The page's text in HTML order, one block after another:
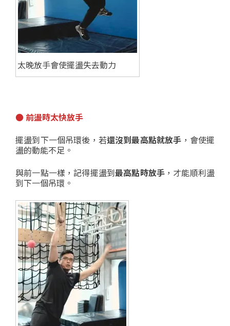
太晚放手會使擺盪失去動力
● 前盪時太快放手
擺盪到下一個吊環後，若還沒到最高點就放手 ，會使擺
盪的動能不足。
與前一點一樣，記得擺盪到最高點時放手 ，才能順利盪
到下一個吊環。